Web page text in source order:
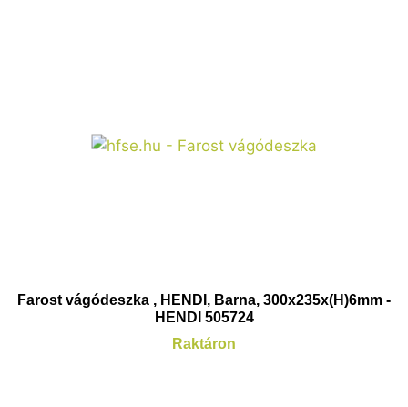
Farost vágódeszka , HENDI, Barna, 300x235x(H)6mm -
HENDI 505724
Raktáron